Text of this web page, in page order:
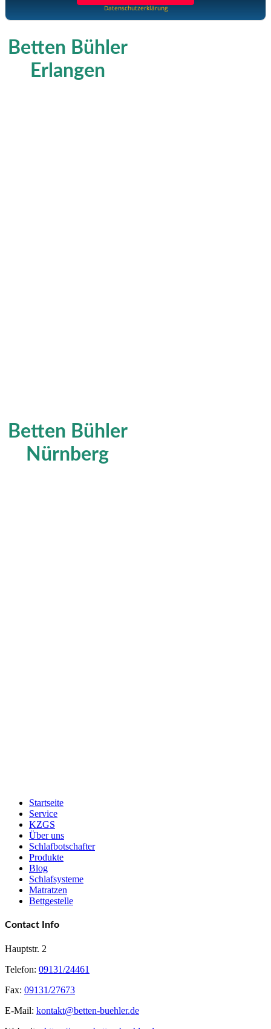
Datenschutzerklärung
Betten Bühler
Erlangen
Betten Bühler
Nürnberg
Startseite
Service
KZGS
Über uns
Schlafbotschafter
Produkte
Blog
Schlafsysteme
Matratzen
Bettgestelle
Contact Info
Hauptstr. 2
Telefon: 09131/24461
Fax: 09131/27673
E-Mail: kontakt@betten-buehler.de